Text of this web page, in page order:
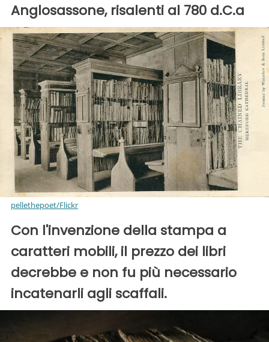
Anglosassone, risalenti al 780 d.C.a
pellethepoet/Flickr
Con l'invenzione della stampa a
caratteri mobili, il prezzo dei libri
decrebbe e non fu più necessario
incatenarli agli scaffali.